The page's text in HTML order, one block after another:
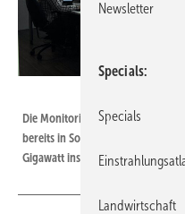
Die Monitoring- und
bereits in Solarkraftwerken mit
Gigawatt installiert.
Newsletter
Specials
Specials
Landwirtschaft